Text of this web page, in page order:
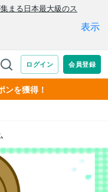
ンを獲得！